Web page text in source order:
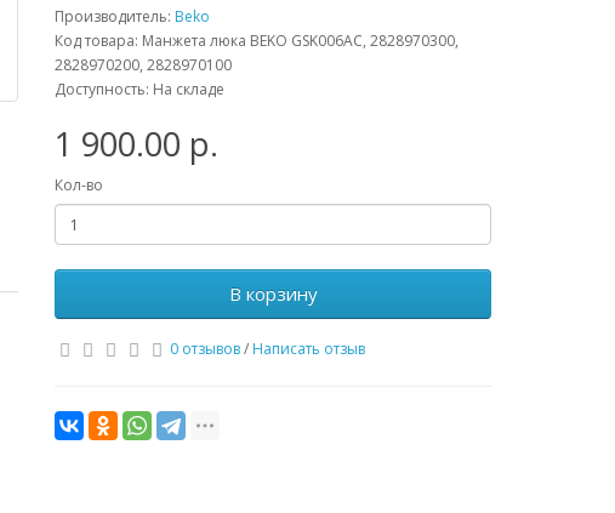
Производитель: Beko
Код товара: Манжета люка BEKO GSK006AC, 2828970300,
2828970200, 2828970100
Доступность: На складе
1 900.00 р.
Кол-во
В корзину
0 отзывов/ Написать отзыв